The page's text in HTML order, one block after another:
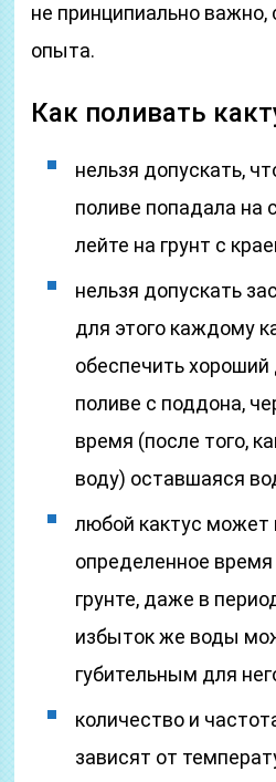
не принципиально важно,
опыта.
Как поливать
нельзя допускать,
поливе попадала на
лейте на грунт с
нельзя допускать
для этого каждому
обеспечить
поливе с поддона,
время (после того,
воду) оставшаяся
любой кактус может
определенное
грунте, даже в
избыток же воды
губительным для
количество и
зависят от